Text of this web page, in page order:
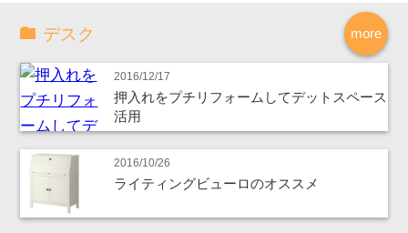
more
デスク
2016/12/17
押入れをプチリフォームしてデットスペース
活用
2016/10/26
ライティングビューロのオススメ